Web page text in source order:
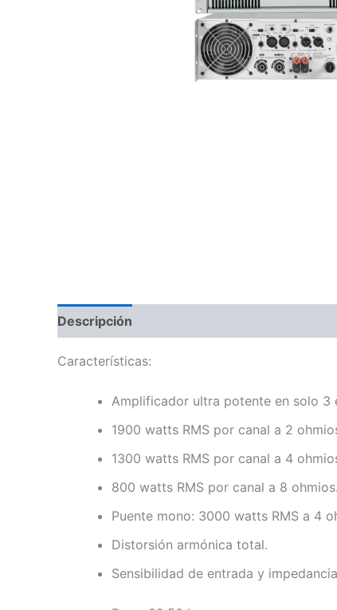
Descripción
Características:
Amplificador ultra potente en solo 3
1900 watts RMS por canal a 2
1300 watts RMS por canal a 4
800 watts RMS por canal a 8 ohmios.
Puente mono: 3000 watts RMS a 4
Distorsión armónica total.
Sensibilidad de entrada y